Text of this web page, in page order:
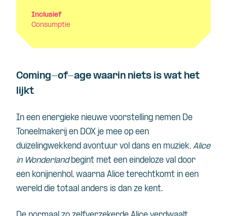
Inclusief
Consumptie
Coming-of-age waarin niets is wat het
lijkt
In een energieke nieuwe voorstelling nemen De
Toneelmakerij en DOX je mee op een
duizelingwekkend avontuur vol dans en muziek. Alice
in Wonderlandbegint met een eindeloze val door
een konijnenhol, waarna Alice terechtkomt in een
wereld die totaal anders is dan ze kent.